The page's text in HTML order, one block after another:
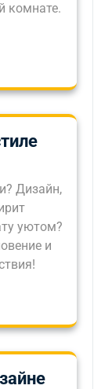
комнате.
Дизайн,
уютом?
и